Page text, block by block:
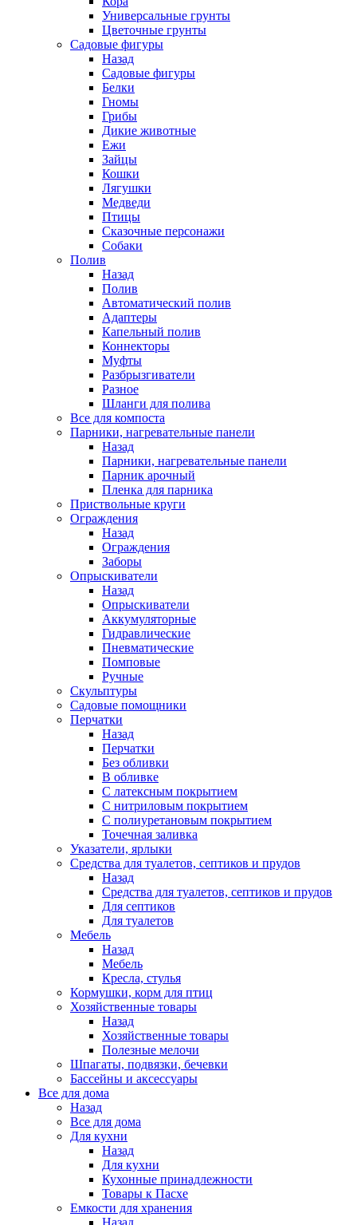
Универсальные грунты
Цветочные грунты
Садовые фигуры
Назад
Садовые фигуры
Белки
Гномы
Грибы
Дикие животные
Ежи
Зайцы
Кошки
Лягушки
Медведи
Птицы
Сказочные персонажи
Собаки
Полив
Назад
Полив
Автоматический полив
Адаптеры
Капельный полив
Коннекторы
Муфты
Разбрызгиватели
Разное
Шланги для полива
Все для компоста
Парники, нагревательные панели
Назад
Парники, нагревательные панели
Парник арочный
Пленка для парника
Приствольные круги
Ограждения
Назад
Ограждения
Заборы
Опрыскиватели
Назад
Опрыскиватели
Аккумуляторные
Гидравлические
Пневматические
Помповые
Ручные
Скульптуры
Садовые помощники
Перчатки
Назад
Перчатки
Без обливки
В обливке
С латексным покрытием
С нитриловым покрытием
С полиуретановым покрытием
Точечная заливка
Указатели, ярлыки
Средства для туалетов, септиков и прудов
Назад
Средства для туалетов, септиков и прудов
Для септиков
Для туалетов
Мебель
Назад
Мебель
Кресла, стулья
Кормушки, корм для птиц
Хозяйственные товары
Назад
Хозяйственные товары
Полезные мелочи
Шпагаты, подвязки, бечевки
Бассейны и аксессуары
Все для дома
Назад
Все для дома
Для кухни
Назад
Для кухни
Кухонные принадлежности
Товары к Пасхе
Емкости для хранения
Назад